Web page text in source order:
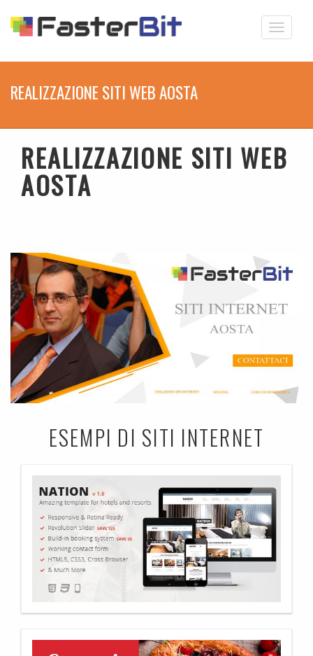
Toggle
REALIZZAZIONE SITI WEB AOSTA
REALIZZAZIONE SITI WEB
AOSTA
ESEMPI DI SITI INTERNET